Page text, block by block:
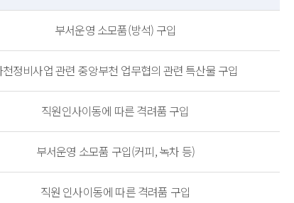
부서운영 소모품(방석) 구입
천정비사업 관련 중앙부천 업무협의 관련 특산물 구입
직원인사이동에 따른 격려품 구입
부서운영 소모품 구입(커피, 녹차 등)
직원 인사이동에 따른 격려품 구입